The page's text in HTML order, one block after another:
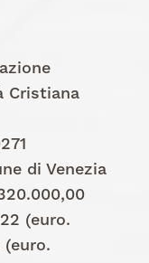
Cristiana
di Venezia
(euro.
(euro.